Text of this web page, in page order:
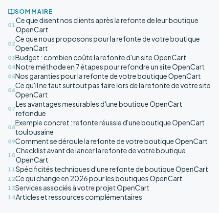
SOMMAIRE
01
Ce que disent nos clients après la refonte de leur boutique
OpenCart
02
Ce que nous proposons pour la refonte de votre boutique
OpenCart
03Budget : combien coûte la refonte d'un site OpenCart
04Notre méthode en 7 étapes pour refondre un site OpenCart
05Nos garanties pour la refonte de votre boutique OpenCart
06
Ce qu'il ne faut surtout pas faire lors de la refonte de votre site
OpenCart
07
Les avantages mesurables d'une boutique OpenCart
refondue
08
Exemple concret : refonte réussie d'une boutique OpenCart
toulousaine
09Comment se déroule la refonte de votre boutique OpenCart
10
Checklist avant de lancer la refonte de votre boutique
OpenCart
11 Spécificités techniques d'une refonte de boutique OpenCart
12Ce qui change en 2026 pour les boutiques OpenCart
13Services associés à votre projet OpenCart
14Articles et ressources complémentaires